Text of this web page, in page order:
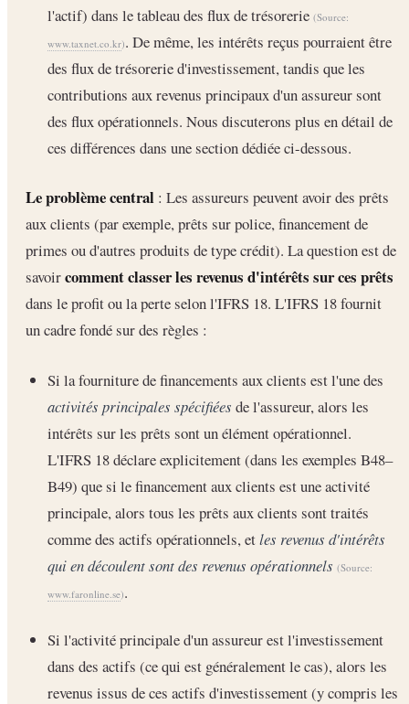
l'actif) dans le tableau des flux de trésorerie (Source:
www.taxnet.co.kr). De même, les intérêts reçus pourraient être
des flux de trésorerie d'investissement, tandis que les
contributions aux revenus principaux d'un assureur sont
des flux opérationnels. Nous discuterons plus en détail de
ces différences dans une section dédiée ci-dessous.
Le problème central : Les assureurs peuvent avoir des prêts
aux clients (par exemple, prêts sur police, financement de
primes ou d'autres produits de type crédit). La question est de
savoircomment classer les revenus d'intérêts sur ces prêts
dans le profit ou la perte selon l'IFRS 18. L'IFRS 18 fournit
un cadre fondé sur des règles :
Si la fourniture de financements aux clients est l'une des
activités principales spécifiées de l'assureur, alors les
intérêts sur les prêts sont un élément opérationnel.
L'IFRS 18 déclare explicitement (dans les exemples B48–
B49) que si le financement aux clients est une activité
principale, alors tous les prêts aux clients sont traités
comme des actifs opérationnels, etles revenus d'intérêts
qui en découlent sont des revenus opérationnels (Source:
www.faronline.se).
Si l'activité principale d'un assureur est l'investissement
dans des actifs (ce qui est généralement le cas), alors les
revenus issus de ces actifs d'investissement (y compris les